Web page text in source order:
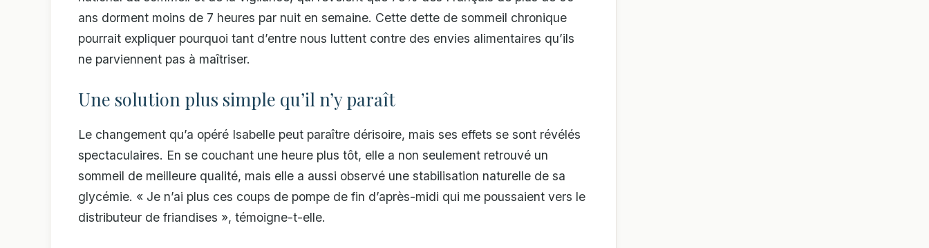
ans dorment moins de 7 heures par nuit en semaine. Cette dette de sommeil chronique
pourrait expliquer pourquoi tant d’entre nous luttent contre des envies alimentaires qu’ils
ne parviennent pas à maîtriser.
Une solution plus simple qu’il n’y paraît
Le changement qu’a opéré Isabelle peut paraître dérisoire, mais ses effets se sont révélés
spectaculaires. En se couchant une heure plus tôt, elle a non seulement retrouvé un
sommeil de meilleure qualité, mais elle a aussi observé une stabilisation naturelle de sa
glycémie. « Je n’ai plus ces coups de pompe de fin d’après-midi qui me poussaient vers le
distributeur de friandises », témoigne-t-elle.